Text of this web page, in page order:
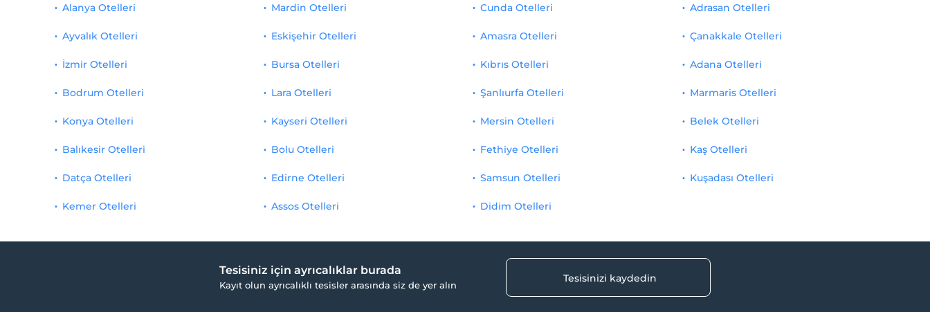
Alanya Otelleri
Ayvalık Otelleri
İzmir Otelleri
Mardin Otelleri
Eskişehir Otelleri
Bursa Otelleri
Cunda Otelleri
Amasra Otelleri
Kıbrıs Otelleri
Adrasan Otelleri
Çanakkale Otelleri
Adana Otelleri
Bodrum Otelleri
Konya Otelleri
Balıkesir Otelleri
Datça Otelleri
Kemer Otelleri
Lara Otelleri
Kayseri Otelleri
Bolu Otelleri
Edirne Otelleri
Assos Otelleri
Şanlıurfa Otelleri
Mersin Otelleri
Fethiye Otelleri
Samsun Otelleri
Didim Otelleri
Marmaris Otelleri
Belek Otelleri
Kaş Otelleri
Kuşadası Otelleri
Tesisiniz için ayrıcalıklar burada
Kayıt olun ayrıcalıklı tesisler arasında siz de yer alın
Tesisinizi kaydedin